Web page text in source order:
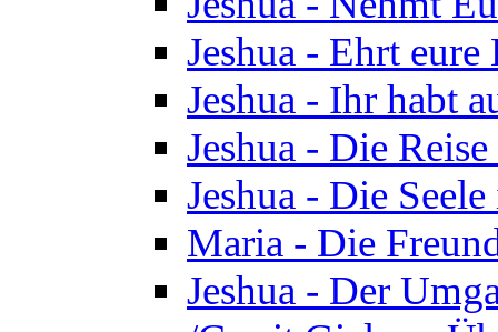
Jeshua - Ehrt
Jeshua - Ihr habt
Jeshua - Die
Jeshua - Die
Maria - Die
Jeshua - Der